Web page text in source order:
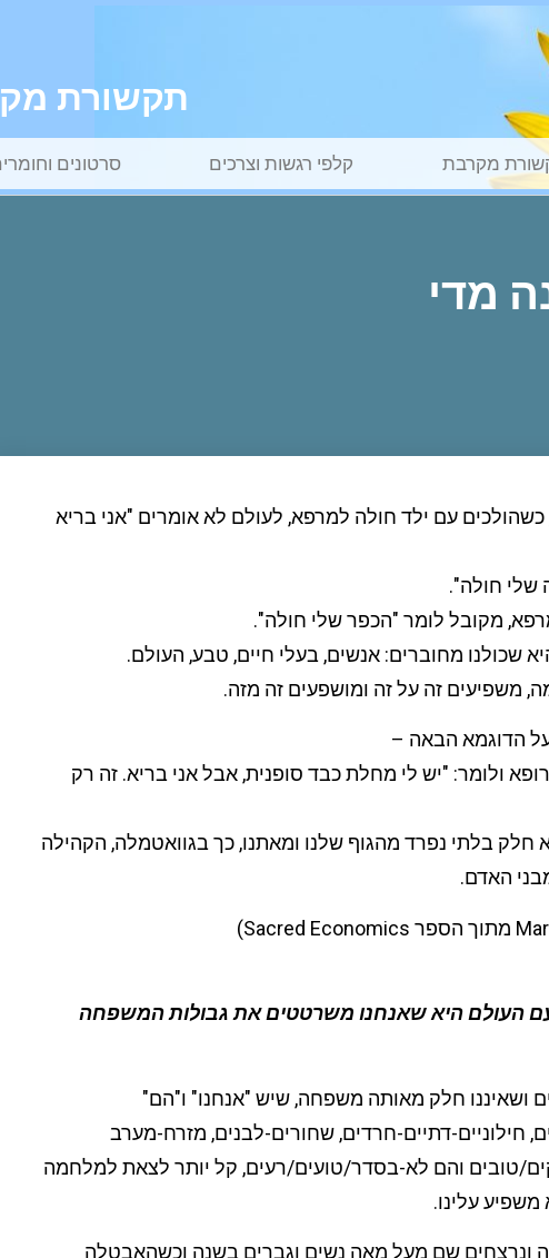
תקשורת
מקרבת קלפי רגשות וצרכים סרטונים
מדי
עם ילד חולה למרפא, לעולם לא אומרים "אני בריא
חולה".
מקובל לומר "הכפר שלי חולה".
שכולנו מחוברים: אנשים, בעלי חיים, טבע, העולם.
משפיעים זה על זה ומושפעים זה מזה.
הדוגמא הבאה –
ולומר: "יש לי מחלת כבד סופנית, אבל אני בריא. זה רק
בלתי נפרד מהגוף שלנו ומאתנו, כך בגוואטמלה, הקהילה
האדם.
העולם היא שאנחנו משרטטים את גבולות המשפחה
ושאיננו חלק מאותה משפחה, שיש "אנחנו" ו"הם"
חילוניים-דתיים-חרדים, שחורים-לבנים, מזרח-מערב
טובים והם לא-בסדר/טועים/רעים, קל יותר לצאת למלחמה
עלינו.
ונרצחים שם מעל מאה נשים וגברים בשנה וכשהאבטלה